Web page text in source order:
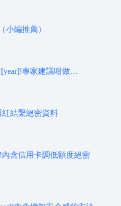
小編推薦）
專家建議咁做…
結繫絕密資料
含信用卡調低額度絕密